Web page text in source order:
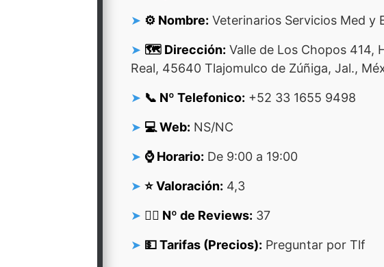
⚙️ Nombre: Veterinarios Servicios Med y
🗺️ Dirección: Valle de Los Chopos 414,
Real, 45640 Tlajomulco de Zúñiga, Jal.,
📞 Nº Telefonico: +52 33 1655 9498
💻 Web: NS/NC
⌚ Horario: De 9:00 a 19:00
⭐ Valoración: 4,3
👍🏻 Nº de Reviews: 37
💵 Tarifas (Precios): Preguntar por Tlf